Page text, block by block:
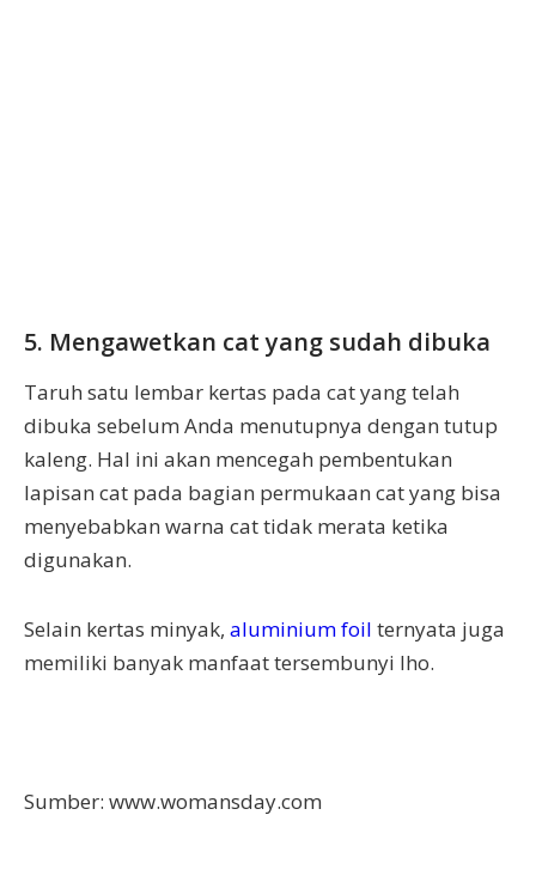
5. Mengawetkan cat yang sudah dibuka
Taruh satu lembar kertas pada cat yang telah
dibuka sebelum Anda menutupnya dengan tutup
kaleng. Hal ini akan mencegah pembentukan
lapisan cat pada bagian permukaan cat yang bisa
menyebabkan warna cat tidak merata ketika
digunakan.
Selain kertas minyak, aluminium foil ternyata juga
memiliki banyak manfaat tersembunyi lho.
Sumber: www.womansday.com